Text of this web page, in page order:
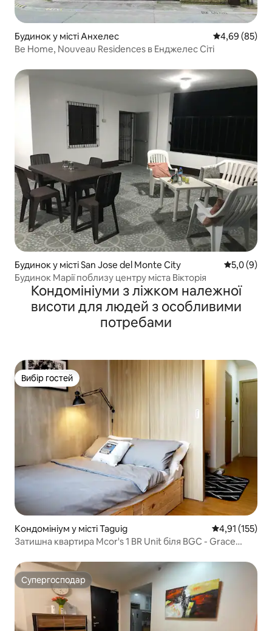
Будинок у місті Анхелес Середня
4,69 (85)
Be Home, Nouveau Residences в Енджелес Сіті
Будинок у місті San Jose del Monte City Середня
5,0 (9)
Будинок Марії поблизу центру міста Вікторія
Кондомініуми з ліжком належної
висоти для людей з особливими
потребами
Вибір гостей
Вибір гостей
Кондомініум у місті Taguig Середня
4,91 (155)
Затишна квартира Mcor's 1 BR Unit біля BGC - Grace
Супергосподар
Супергосподар